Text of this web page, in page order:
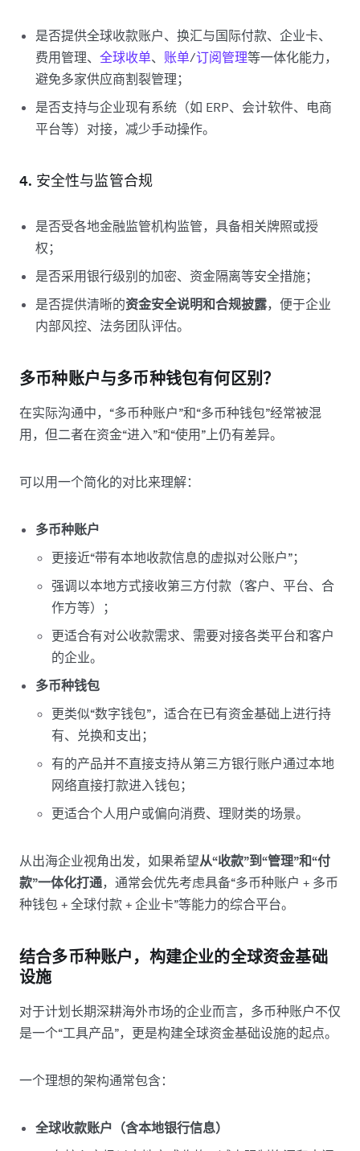
是否提供全球收款账户、换汇与国际付款、企业卡、
费用管理、 全球收单、 账单/订阅管理等一体化能力，
避免多家供应商割裂管理；
是否支持与企业现有系统（如 ERP、会计软件、电商
平台等）对接，减少手动操作。
4. 安全性与监管合规
是否受各地金融监管机构监管，具备相关牌照或授
权；
是否采用银行级别的加密、资金隔离等安全措施；
是否提供清晰的资金安全说明和合规披露，便于企业
内部风控、法务团队评估。
多币种账户与多币种钱包有何区别？
在实际沟通中，“多币种账户”和“多币种钱包”经常被混
用，但二者在资金“进入”和“使用”上仍有差异。
可以用一个简化的对比来理解：
多币种账户
更接近“带有本地收款信息的虚拟对公账户”；
强调以本地方式接收第三方付款（客户、平台、合
作方等）；
更适合有对公收款需求、需要对接各类平台和客户
的企业。
多币种钱包
更类似“数字钱包”，适合在已有资金基础上进行持
有、兑换和支出；
有的产品并不直接支持从第三方银行账户通过本地
网络直接打款进入钱包；
更适合个人用户或偏向消费、理财类的场景。
从出海企业视角出发，如果希望从“收款”到“管理”和“付
款”一体化打通，通常会优先考虑具备“多币种账户 + 多币
种钱包 + 全球付款 + 企业卡”等能力的综合平台。
结合多币种账户，构建企业的全球资金基础
设施
对于计划长期深耕海外市场的企业而言，多币种账户不仅
是一个“工具产品”，更是构建全球资金基础设施的起点。
一个理想的架构通常包含：
全球收款账户（含本地银行信息）